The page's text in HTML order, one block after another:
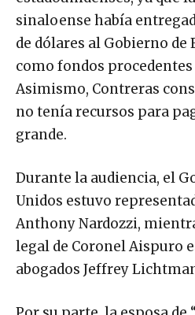
sinaloense había
de dólares al Gobierno de
como fondos
Asimismo, Contreras
no tenía recursos para
grande.
Durante la audiencia, el
Unidos estuvo
Anthony Nardozzi,
legal de Coronel Aispuro
abogados Jeffrey
Por su parte, la esposa de